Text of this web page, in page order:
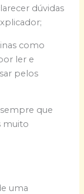
dúvidas
como
ler e
pelos
que
muito
uma